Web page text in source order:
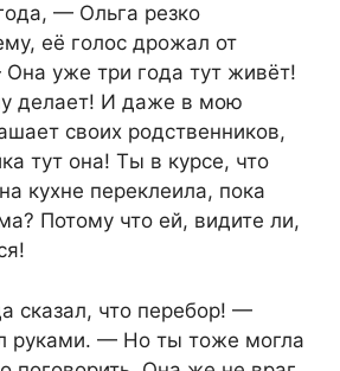
— Ольга резко
её голос дрожал от
уже три года тут живёт!
делает! И даже в мою
своих родственников,
тут она! Ты в курсе, что
кухне переклеила, пока
Потому что ей, видите ли,
сказал, что перебор! —
руками. — Но ты тоже могла